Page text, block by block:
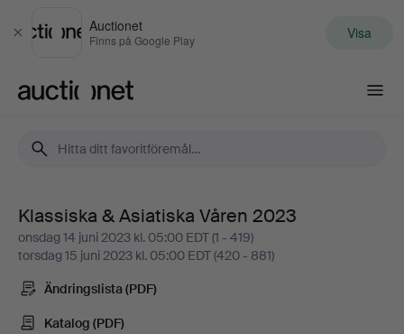
Stäng
Auctionet
Finns på Google Play Visa
Klassiska
Asiatiska
Klassiska & Asiatiska Våren 2023
onsdag 14 juni 2023 kl. 05:00 EDT (1 - 419)
torsdag 15 juni 2023 kl. 05:00 EDT (420 - 881)
Ändringslista (PDF)
Katalog (PDF)